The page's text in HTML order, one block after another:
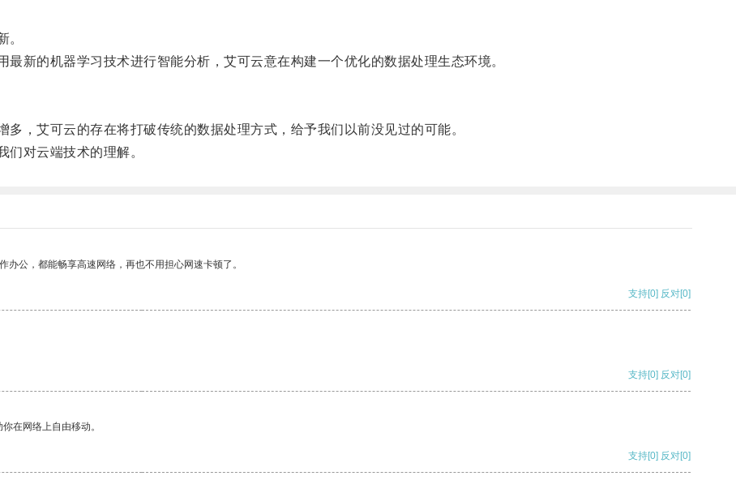
。
的机器学习技术进行智能分析，艾可云意在构建一个优化的数据处理生态环境。
艾可云的存在将打破传统的数据处理方式，给予我们以前没见过的可能。
对云端技术的理解。
公，都能畅享高速网络，再也不用担心网速卡顿了。
支持[0] 反对[0]
支持[0] 反对[0]
在网络上自由移动。
支持[0] 反对[0]